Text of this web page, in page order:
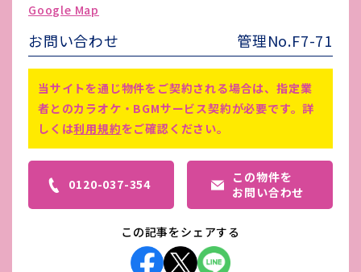
備考 -
Google Map
お問い合わせ 管理No.F7-71
当サイトを通じ物件をご契約される場合は、指定業
者とのカラオケ・BGMサービス契約が必要です。詳
しくは利用規約をご確認ください。
0120-037-354
この物件を
お問い合わせ
この記事をシェアする